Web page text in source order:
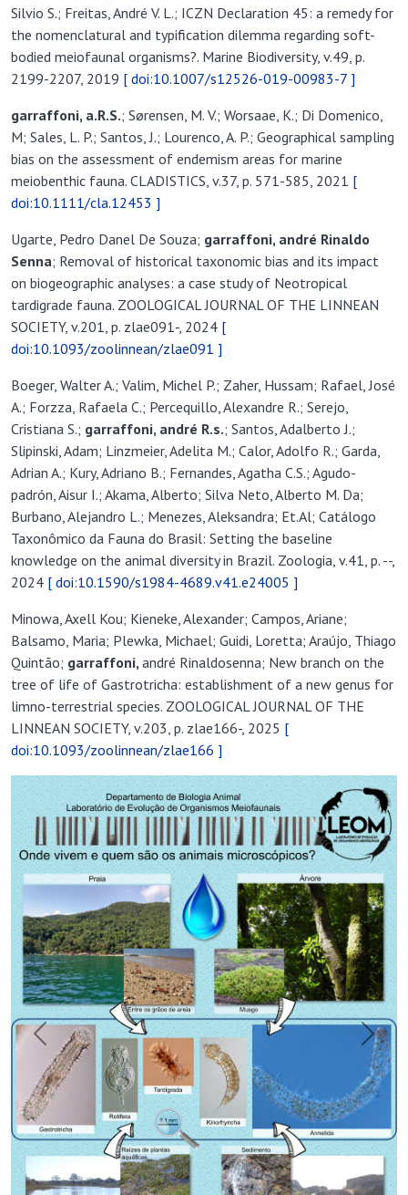
Silvio S.; Freitas, André V. L.; ICZN Declaration 45: a remedy for
the nomenclatural and typification dilemma regarding soft-
bodied meiofaunal organisms?. Marine Biodiversity, v.49, p.
2199-2207, 2019 [ doi:10.1007/s12526-019-00983-7 ]
garraffoni, a.R.S.; Sørensen, M. V.; Worsaae, K.; Di Domenico,
M; Sales, L. P.; Santos, J.; Lourenco, A. P.; Geographical sampling
bias on the assessment of endemism areas for marine
meiobenthic fauna. CLADISTICS, v.37, p. 571-585, 2021 [
doi:10.1111/cla.12453 ]
Ugarte, Pedro Danel De Souza; garraffoni, andré Rinaldo
Senna; Removal of historical taxonomic bias and its impact
on biogeographic analyses: a case study of Neotropical
tardigrade fauna. ZOOLOGICAL JOURNAL OF THE LINNEAN
SOCIETY, v.201, p. zlae091-, 2024 [
doi:10.1093/zoolinnean/zlae091 ]
Boeger, Walter A.; Valim, Michel P.; Zaher, Hussam; Rafael, José
A.; Forzza, Rafaela C.; Percequillo, Alexandre R.; Serejo,
Cristiana S.; garraffoni, andré R.s.; Santos, Adalberto J.;
Slipinski, Adam; Linzmeier, Adelita M.; Calor, Adolfo R.; Garda,
Adrian A.; Kury, Adriano B.; Fernandes, Agatha C.S.; Agudo-
padrón, Aisur I.; Akama, Alberto; Silva Neto, Alberto M. Da;
Burbano, Alejandro L.; Menezes, Aleksandra; Et.Al; Catálogo
Taxonômico da Fauna do Brasil: Setting the baseline
knowledge on the animal diversity in Brazil. Zoologia, v.41, p. --,
2024 [ doi:10.1590/s1984-4689.v41.e24005 ]
Minowa, Axell Kou; Kieneke, Alexander; Campos, Ariane;
Balsamo, Maria; Plewka, Michael; Guidi, Loretta; Araújo, Thiago
Quintão; garraffoni, andré Rinaldosenna; New branch on the
tree of life of Gastrotricha: establishment of a new genus for
limno-terrestrial species. ZOOLOGICAL JOURNAL OF THE
LINNEAN SOCIETY, v.203, p. zlae166-, 2025 [
doi:10.1093/zoolinnean/zlae166 ]
Previous Next